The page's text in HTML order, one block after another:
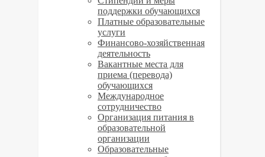
поддержки обучающихся
Платные образовательные
услуги
­­Финансово-хозяйственная
деятельность
Вакантные места для
приема (перевода)
обучающихся
Международное
сотрудничество
Организация питания в
образовательной
организации
Образовательные